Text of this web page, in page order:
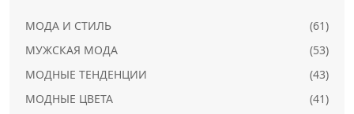
МОДА И СТИЛЬ
(61)
МУЖСКАЯ МОДА
(53)
МОДНЫЕ ТЕНДЕНЦИИ
(43)
МОДНЫЕ ЦВЕТА
(41)